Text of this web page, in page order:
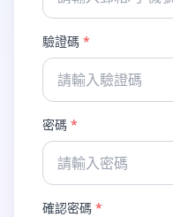
驗證碼 *
密碼 *
確認密碼 *